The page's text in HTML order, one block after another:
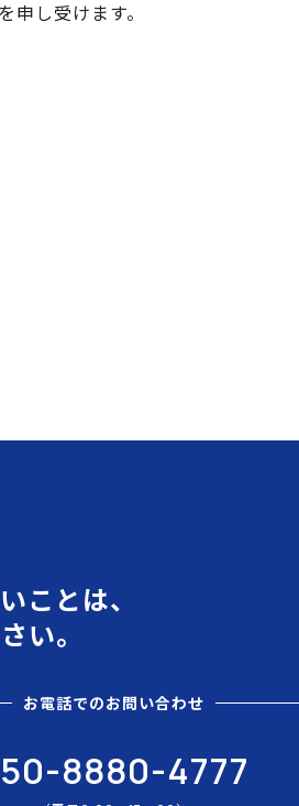
し受けます。
ことは、
い。
お電話でのお問い合わせ
8880-4777